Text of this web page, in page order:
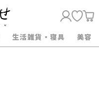
生活雑貨・寝具 美容